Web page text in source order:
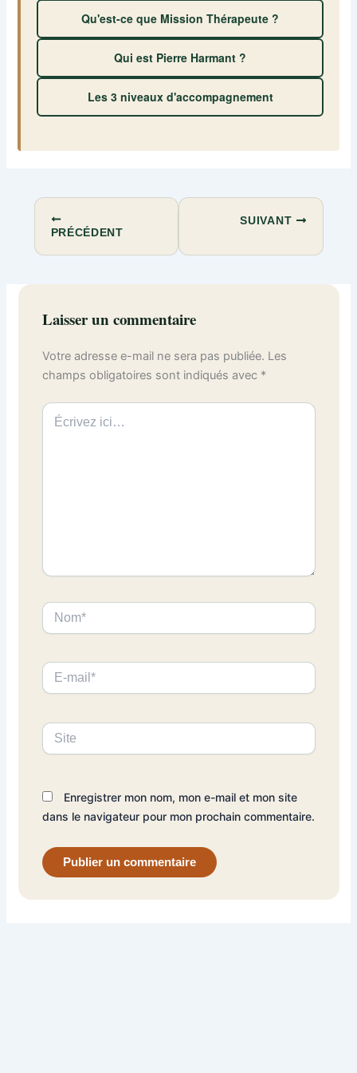
Qu'est-ce que Mission Thérapeute ?
Qui est Pierre Harmant ?
Les 3 niveaux d'accompagnement
PRÉCÉDENT
SUIVANT
Laisser un commentaire
Votre adresse e-mail ne sera pas publiée. Les
champs obligatoires sont indiqués avec *
Écrivez
ici…
Nom*
E-
mail*
Site
Enregistrer mon nom, mon e-mail et mon site
dans le navigateur pour mon prochain commentaire.